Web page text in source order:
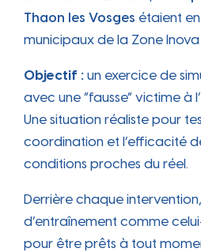
Thaon les Vosges étaient
municipaux de la Zone
Objectif : un exercice de
avec une “fausse” victime à
Une situation réaliste pour
coordination et l’efficacité
conditions proches du réel.
Derrière chaque
d’entraînement comme
pour être prêts à tout